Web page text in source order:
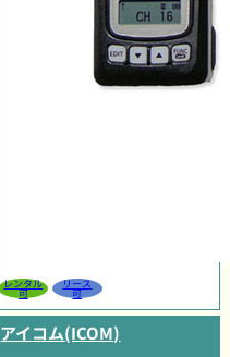
レンタル
可
リース
可
アイコム(ICOM)